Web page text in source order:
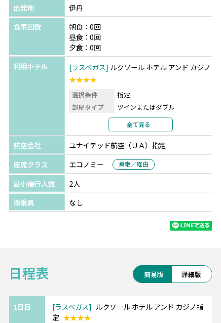
ャニオンは行ったことがあるから、ホースシューベントと
アンテロープだけに行きたい！など。）
出発地
伊丹
食事回数
朝食：0回
昼食：0回
夕食：0回
利用ホテル
ラスベガス ルクソール ホテル アンド カジノ
★★★★
選択条件
指定
部屋タイプ
ツインまたはダブル
2名1室利用
部屋カテゴリ
指定なし
全て見る
航空会社
ユナイテッド航空（ＵＡ）指定
座席クラス
エコノミー 乗継／経由
最小催行人数
2人
添乗員
なし
日程表 簡易版 詳細版
1日目 ラスベガス
ルクソール ホテル アンド カジノ指
定 ★★★★